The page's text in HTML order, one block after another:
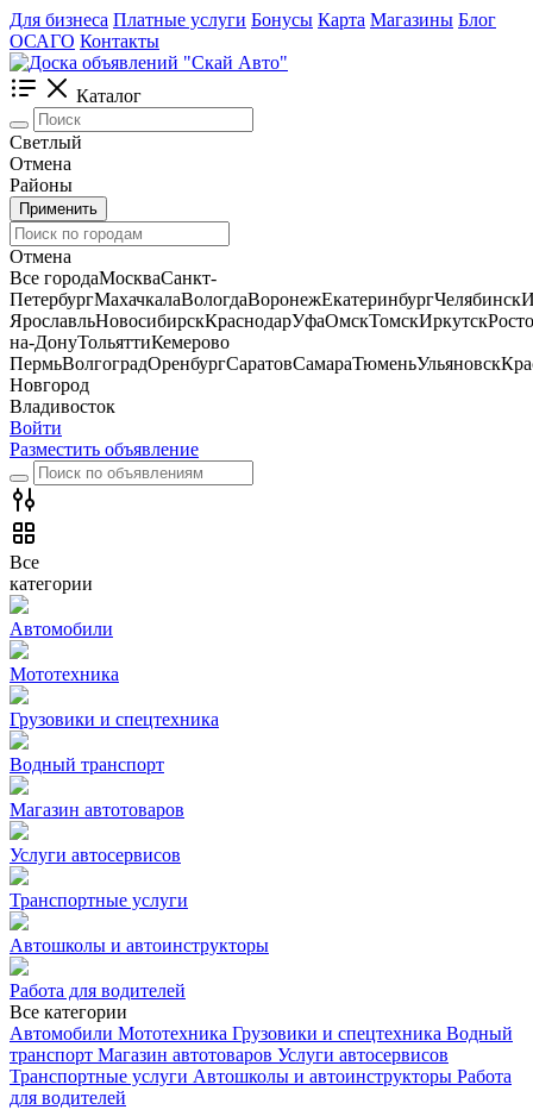
Для бизнеса Платные услуги Бонусы Карта Магазины Блог
ОСАГО Контакты
Каталог
Светлый
Отмена
Районы
Применить
Отмена
Все городаМоскваСанкт-
ПетербургМахачкалаВологдаВоронежЕкатеринбургЧелябинск
ЯрославльНовосибирскКраснодарУфаОмскТомскИркутск
на-ДонуТольяттиКемерово
ПермьВолгоградОренбургСаратовСамараТюменьУльяновск
Новгород
Владивосток
Войти
Разместить объявление
Все
категории
Автомобили
Мототехника
Грузовики и спецтехника
Водный транспорт
Магазин автотоваров
Услуги автосервисов
Транспортные услуги
Автошколы и автоинструкторы
Работа для водителей
Все категории
Автомобили Мототехника Грузовики и спецтехника Водный
транспорт Магазин автотоваров Услуги автосервисов
Транспортные услуги Автошколы и автоинструкторы Работа
для водителей